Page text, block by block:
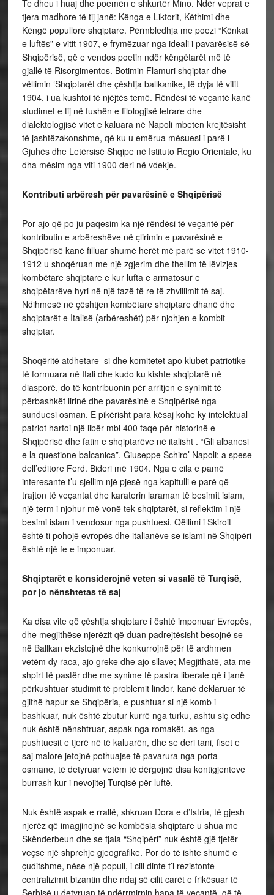
Te dheu i huaj dhe poemën e shkurtër Mino. Ndër veprat e
tjera madhore të tij janë: Kënga e Liktorit, Këthimi dhe
Këngë popullore shqiptare. Përmbledhja me poezi “Kënkat
e luftës” e vitit 1907, e frymëzuar nga ideali i pavarësisë së
Shqipërisë, që e vendos poetin ndër këngëtarët më të
gjallë të Risorgimentos. Botimin Flamuri shqiptar dhe
vëllimin ‘Shqiptarët dhe çështja ballkanike, të dyja të vitit
1904, i ua kushtoi të njëjtës temë. Rëndësi të veçantë kanë
studimet e tij në fushën e filologjisë letrare dhe
dialektologjisë vitet e kaluara në Napoli mbeten krejtësisht
të jashtëzakonshme, që ku u emërua mësuesi i parë i
Gjuhës dhe Letërsisë Shqipe në Istituto Regio Orientale, ku
dha mësim nga viti 1900 deri në vdekje.
Kontributi arbëresh për pavarësinë e Shqipërisë
Por ajo që po ju paqesim ka një rëndësi të veçantë për
kontributin e arbëreshëve në çlirimin e pavarësinë e
Shqipërisë kanë filluar shumë herët më parë se vitet 1910-
1912 u shoqëruan me një zgjerim dhe thellim të lëvizjes
kombëtare shqiptare e kur lufta e armatosur e
shqipëtarëve hyri në një fazë të re të zhvillimit të saj.
Ndihmesë në çështjen kombëtare shqiptare dhanë dhe
shqiptarët e Italisë (arbëreshët) për njohjen e kombit
shqiptar.
Shoqëritë atdhetare si dhe komitetet apo klubet patriotike
të formuara në Itali dhe kudo ku kishte shqiptarë në
diasporë, do të kontribuonin për arritjen e synimit të
përbashkët lirinë dhe pavarësinë e Shqipërisë nga
sunduesi osman. E pikërisht para kësaj kohe ky intelektual
patriot hartoi një libër mbi 400 faqe për historinë e
Shqipërisë dhe fatin e shqiptarëve në italisht . “Gli albanesi
e la questione balcanica”. Giuseppe Schiro’ Napoli: a spese
dell’editore Ferd. Bideri më 1904. Nga e cila e pamë
interesante t’u sjellim një pjesë nga kapitulli e parë që
trajton të veçantat dhe karaterin laraman të besimit islam,
një term i njohur më vonë tek shqiptarët, si reflektim i një
besimi islam i vendosur nga pushtuesi. Qëllimi i Skiroit
është ti pohojë evropës dhe italianëve se islami në Shqipëri
është një fe e imponuar.
Shqiptarët e konsiderojnë veten si vasalë të Turqisë,
por jo nënshtetas të saj
Ka disa vite që çështja shqiptare i është imponuar Evropës,
dhe megjithëse njerëzit që duan padrejtësisht besojnë se
në Ballkan ekzistojnë dhe konkurrojnë për të ardhmen
vetëm dy raca, ajo greke dhe ajo sllave; Megjithatë, ata me
shpirt të pastër dhe me synime të pastra liberale që i janë
përkushtuar studimit të problemit lindor, kanë deklaruar të
gjithë hapur se Shqipëria, e pushtuar si një komb i
bashkuar, nuk është zbutur kurrë nga turku, ashtu siç edhe
nuk është nënshtruar, aspak nga romakët, as nga
pushtuesit e tjerë në të kaluarën, dhe se deri tani, fiset e
saj malore jetojnë pothuajse të pavarura nga porta
osmane, të detyruar vetëm të dërgojnë disa kontigjenteve
burrash kur i nevojitej Turqisë për luftë.
Nuk është aspak e rrallë, shkruan Dora e d’Istria, të gjesh
njerëz që imagjinojnë se kombësia shqiptare u shua me
Skënderbeun dhe se fjala “Shqipëri” nuk është gjë tjetër
veçse një shprehje gjeografike. Por do të ishte shumë e
çuditshme, nëse një popull, i cili dinte t’i rezistonte
centralizimit bizantin dhe ndaj së cilit carët e frikësuar të
Serbisë u detyruan të ndërrmirnin hapa të veçantë, që të